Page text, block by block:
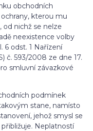
obchodních
kterou mu
od nichž se nelze
neexistence volby
6 odst. 1 Nařízení
č. 593/2008 ze dne 17.
smluvní závazkové
podmínek
stane, namísto
jehož smysl se
Neplatností